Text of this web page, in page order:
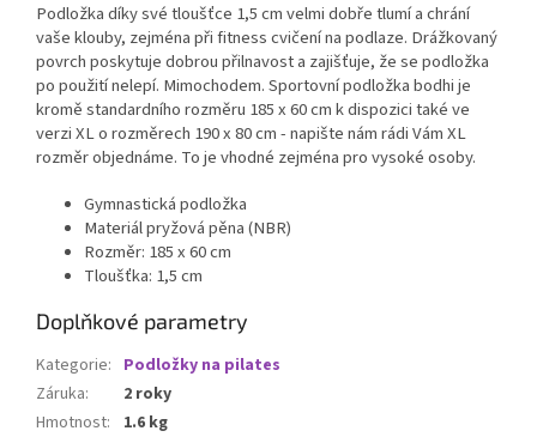
Podložka díky své tloušťce 1,5 cm velmi dobře tlumí a chrání
vaše klouby, zejména při fitness cvičení na podlaze. Drážkovaný
povrch poskytuje dobrou přilnavost a zajišťuje, že se podložka
po použití nelepí. Mimochodem. Sportovní podložka bodhi je
kromě standardního rozměru 185 x 60 cm k dispozici také ve
verzi XL o rozměrech 190 x 80 cm - napište nám rádi Vám XL
rozměr objednáme. To je vhodné zejména pro vysoké osoby.
Gymnastická podložka
Materiál pryžová pěna (NBR)
Rozměr: 185 x 60 cm
Tloušťka: 1,5 cm
Doplňkové parametry
Kategorie: Podložky na pilates
Záruka:
2 roky
Hmotnost:
1.6 kg